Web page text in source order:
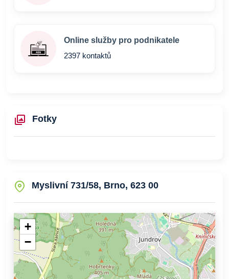
Online služby pro podnikatele
2397 kontaktů
Fotky
Myslivní 731/58, Brno, 623 00
+
−